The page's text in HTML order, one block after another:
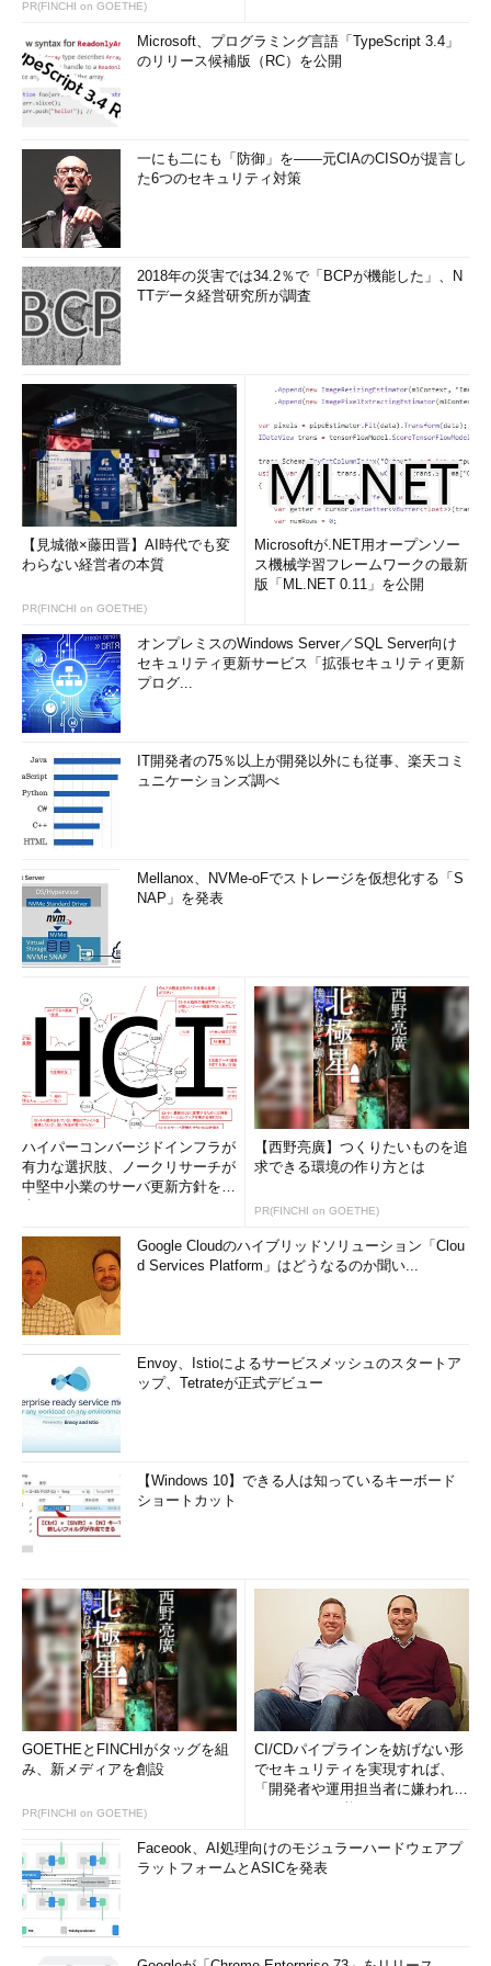
PR(FINCHI on GOETHE)
Microsoft、プログラミング言語「TypeScript 3.4」
のリリース候補版（RC）を公開
一にも二にも「防御」を――元CIAのCISOが提言し
た6つのセキュリティ対策
2018年の災害では34.2％で「BCPが機能した」、N
TTデータ経営研究所が調査
【見城徹×藤田晋】AI時代でも変
わらない経営者の本質
PR(FINCHI on GOETHE)
Microsoftが.NET用オープンソー
ス機械学習フレームワークの最新
版「ML.NET 0.11」を公開
オンプレミスのWindows Server／SQL Server向け
セキュリティ更新サービス「拡張セキュリティ更新
プログ...
IT開発者の75％以上が開発以外にも従事、楽天コミ
ュニケーションズ調べ
Mellanox、NVMe-oFでストレージを仮想化する「S
NAP」を発表
ハイパーコンバージドインフラが
有力な選択肢、ノークリサーチが
中堅中小業のサーバ更新方針を調
【西野亮廣】つくりたいものを追
求できる環境の作り方とは
PR(FINCHI on GOETHE)
Google Cloudのハイブリッドソリューション「Clou
d Services Platform」はどうなるのか聞い...
Envoy、Istioによるサービスメッシュのスタートア
ップ、Tetrateが正式デビュー
【Windows 10】できる人は知っているキーボード
ショートカット
GOETHEとFINCHIがタッグを組
み、新メディアを創設
PR(FINCHI on GOETHE)
CI/CDパイプラインを妨げない形
でセキュリティを実現すれば、
「開発者や運用担当者に嫌われな
Faceook、AI処理向けのモジュラーハードウェアプ
ラットフォームとASICを発表